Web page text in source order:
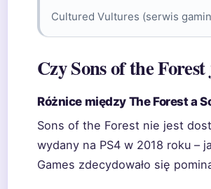
Cultured Vultures (serwis
Czy Sons of the Forest
Różnice między The Forest a
Sons of the Forest nie jest
wydany na PS4 w 2018 roku –
Games zdecydowało się